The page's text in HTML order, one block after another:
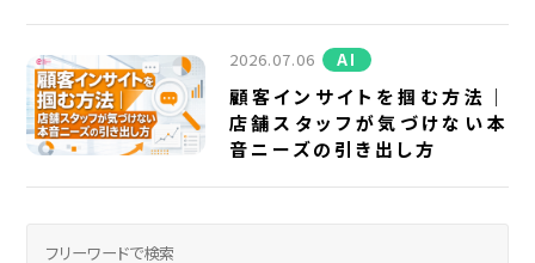
2026.07.06 AI
顧客インサイトを掴む方法｜
店舗スタッフが気づけない本
音ニーズの引き出し方